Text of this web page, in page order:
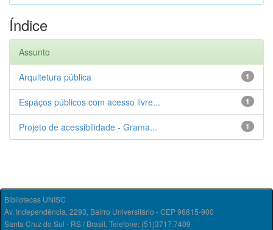
Índice
Assunto
1
Arquitetura pública
1
Espaços públicos com acesso livre...
1
Projeto de acessibilidade - Grama...
Bibliotecas UNISC
Av. Independência, 2293, Bairro Universitário - CEP 96815-900
Santa Cruz do Sul - RS / Brasil. Telefone: (51)3717.7409